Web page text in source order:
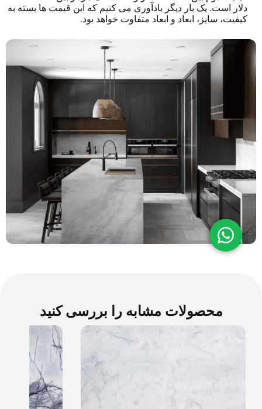
دلار است. یک بار دیگر یادآوری می کنیم که این قیمت ها بسته به
کیفیت، سایز، ابعاد و ابعاد متفاوت خواهد بود.
محصولات مشابه را بررسی کنید